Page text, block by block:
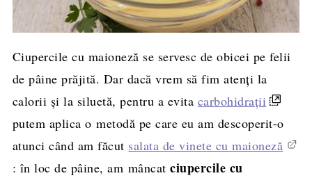
Ciupercile cu maioneză se servesc de obicei pe felii
de pâine prăjită. Dar dacă vrem să fim atenți la
calorii și la siluetă, pentru a evita carbohidraţii
putem aplica o metodă pe care eu am descoperit-o
atunci când am făcut salata de vinete cu maioneză
: în loc de pâine, am mâncatciupercile cu